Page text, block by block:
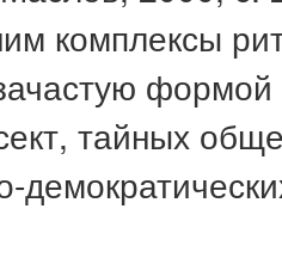
комплексы
тайных